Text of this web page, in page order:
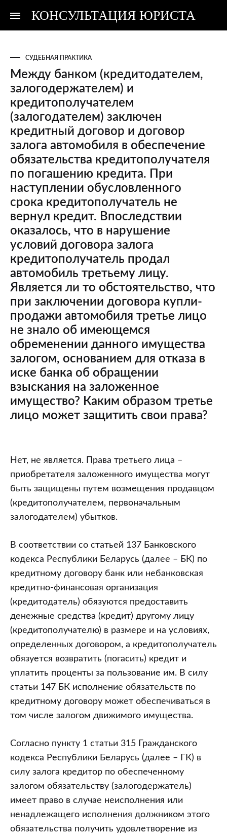
КОНСУЛЬТАЦИЯ ЮРИСТА
Консультация
Консультация
СУДЕБНАЯ ПРАКТИКА
Между банком (кредитодателем,
залогодержателем) и
кредитополучателем
(залогодателем) заключен
кредитный договор и договор
залога автомобиля в обеспечение
обязательства кредитополучателя
по погашению кредита. При
наступлении обусловленного
срока кредитополучатель не
вернул кредит. Впоследствии
оказалось, что в нарушение
условий договора залога
кредитополучатель продал
автомобиль третьему лицу.
Является ли то обстоятельство, что
при заключении договора купли-
продажи автомобиля третье лицо
не знало об имеющемся
обременении данного имущества
залогом, основанием для отказа в
иске банка об обращении
взыскания на заложенное
имущество? Каким образом третье
лицо может защитить свои права?
Между
банком
(кредитодателем,
залогодержателем)
и
(залогодателем)
заключен
кредитный
договор
и
договор
залога
автомобиля
в
обеспечение
обязательства
кредитополучателя
по
кредита.
При
наступлении
обусловленного
срока
кредитополучатель
не
Нет, не является. Права третьего лица –
приобретателя заложенного имущества могут
быть защищены путем возмещения продавцом
(кредитополучателем, первоначальным
залогодателем) убытков.
В соответствии со статьей 137 Банковского
кодекса Республики Беларусь (далее – БК) по
кредитному договору банк или небанковская
кредитно-финансовая организация
(кредитодатель) обязуются предоставить
денежные средства (кредит) другому лицу
(кредитополучателю) в размере и на условиях,
определенных договором, а кредитополучатель
обязуется возвратить (погасить) кредит и
уплатить проценты за пользование им. В силу
статьи 147 БК исполнение обязательств по
кредитному договору может обеспечиваться в
том числе залогом движимого имущества.
Согласно пункту 1 статьи 315 Гражданского
кодекса Республики Беларусь (далее – ГК) в
силу залога кредитор по обеспеченному
залогом обязательству (залогодержатель)
имеет право в случае неисполнения или
ненадлежащего исполнения должником этого
обязательства получить удовлетворение из